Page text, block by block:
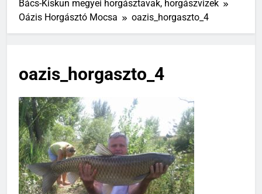
Bács-Kiskun megyei horgásztavak, horgászvizek
Oázis Horgásztó Mocsa
oazis_horgaszto_4
oazis_horgaszto_4